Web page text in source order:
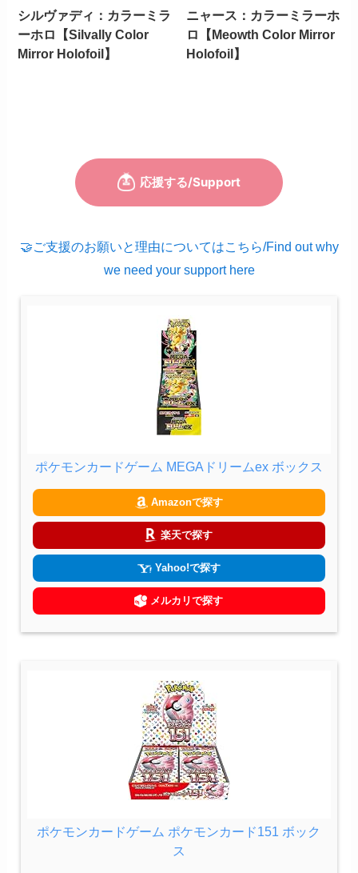
シルヴァディ：カラーミラ
ーホロ【Silvally Color
Mirror Holofoil】
ニャース：カラーミラーホ
ロ【Meowth Color Mirror
Holofoil】
🤝ご支援のお願いと理由についてはこちら/Find out why
we need your support here
ポケモンカードゲーム MEGAドリームex ボックス
Amazonで探す
楽天で探す
Yahoo!で探す
メルカリで探す
ポケモンカードゲーム ポケモンカード151 ボック
ス